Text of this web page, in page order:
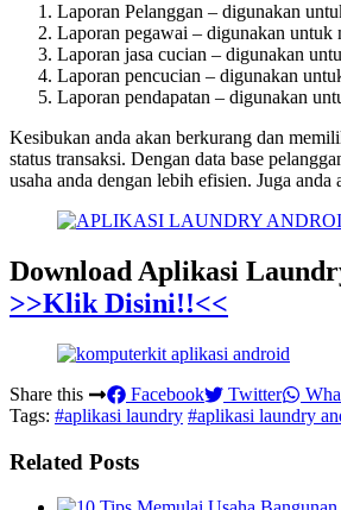
Laporan Pelanggan – digunakan
Laporan pegawai – digunakan untuk
Laporan jasa cucian – digunakan
Laporan pencucian – digunakan
Laporan pendapatan – digunakan
Kesibukan anda akan berkurang dan
status transaksi. Dengan data base
usaha anda dengan lebih efisien. Juga
Download Aplikasi
>>Klik Disini!!<<
Share this Facebook Twitter
Tags: #aplikasi laundry #aplikasi laundry
Related Posts